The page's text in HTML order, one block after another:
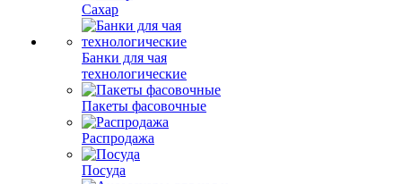
Сахар
Банки для чая
технологические
Пакеты фасовочные
Распродажа
Посуда